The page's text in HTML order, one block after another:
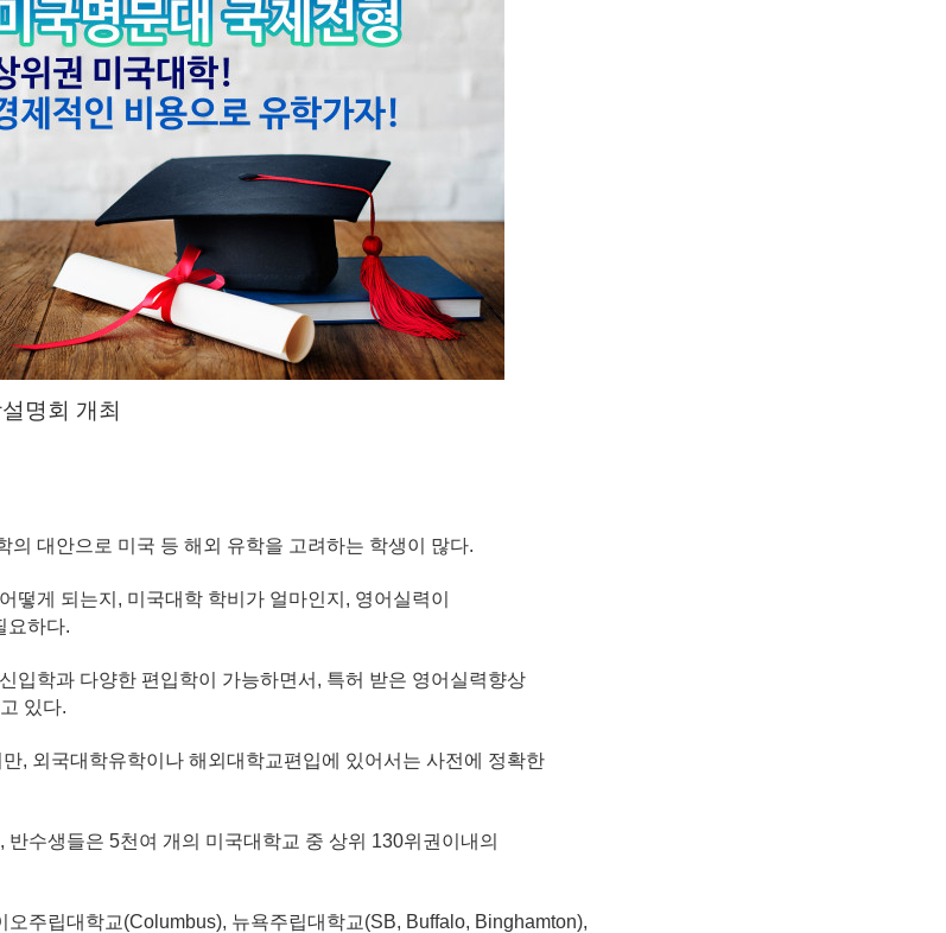
명회 개최
대안으로 미국 등 해외 유학을 고려하는 학생이 많다.
떻게 되는지, 미국대학 학비가 얼마인지, 영어실력이
요하다.
입학과 다양한 편입학이 가능하면서, 특허 받은 영어실력향상
있다.
, 외국대학유학이나 해외대학교편입에 있어서는 사전에 정확한
수생들은 5천여 개의 미국대학교 중 상위 130위권이내의
주립대학교(Columbus), 뉴욕주립대학교(SB, Buffalo, Binghamton),